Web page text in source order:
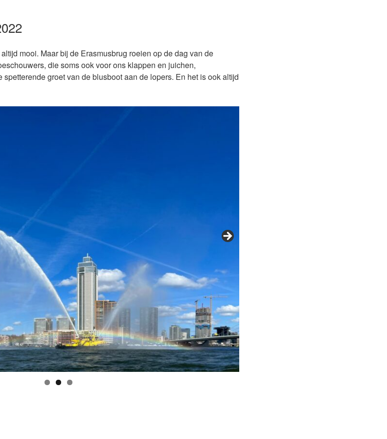
mooi. Maar bij de Erasmusbrug roeien op de dag van de
die soms ook voor ons klappen en juichen,
groet van de blusboot aan de lopers. En het is ook altijd